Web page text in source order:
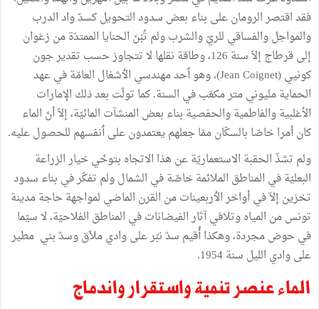
فقداقتصرالرومانعلى بناء بعض سدودالتحويلكسدّوادالدرب
والمواجلوالفساقي للريّوالشربولم تُبْنَ الحنايا الممتدّةمن زغوان
إلىقرطاج إلاّسنة 126، وطاقة نقلها لاتتجاوزحسب تقديرجون
كونيي(
Jean Coignet
)،وهوٲحدمهندسي الٲشغال العامّةفيعهد
الحمايةمليونيمترمكعّبفي السنة.كما تولّت بعدذلك الإمارات
الأغلبيةوالفاطميةوالحفصية بناء بعض المنشآت المائيّة،إلاّأنّ الماء
كانأمراخاصّا بالسكّانممّاجعلهم يعتمدونعلىٲنفسهم للحصولعليه.
ولم تشذّالحقبة الاستعماريّةعن هذا الاتجاه بتوخّيخيارالزراعة
البعليّةفي المناطق الملائمةخاصّةفي الشمالولم تفكّرفي بناء سدود
تخزين إلاّفيأواخرالٲربعيناتمن القرن الماضي لمواجهةحاجةمدينة
تونسمن المياهوتلافيآثارالفيضاناتفي المناطق الفلاحيّة،لاسيّما
فيحوضمجردة،وهكذاٲُقيم سدّنبّرعلىواديملاّقوسدّبني مطير
علىوادي الليل سنة1954
.
الماء عنصر تنمية واستقرار واندماج